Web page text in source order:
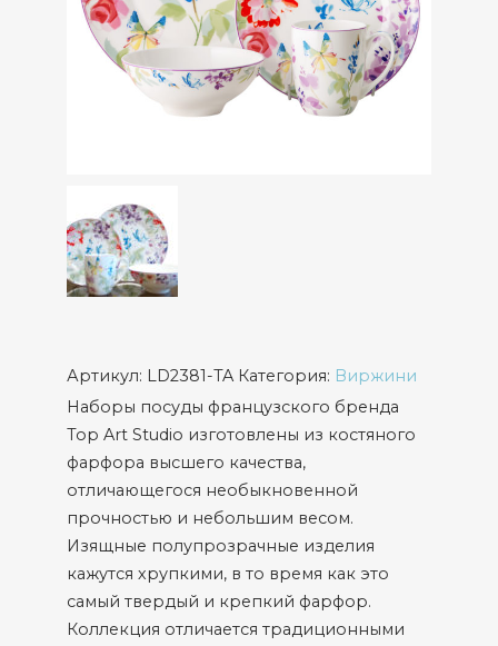
Артикул: LD2381-TA Категория: Виржини
Наборы посуды французского бренда
Top Art Studio изготовлены из костяного
фарфора высшего качества,
отличающегося необыкновенной
прочностью и небольшим весом.
Изящные полупрозрачные изделия
кажутся хрупкими, в то время как это
самый твердый и крепкий фарфор.
Коллекция отличается традиционными